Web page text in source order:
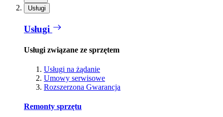
Usługi
Usługi
Usługi związane ze sprzętem
Usługi na żądanie
Umowy serwisowe
Rozszerzona Gwarancja
Remonty sprzętu